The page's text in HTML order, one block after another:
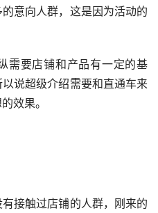
意向人群，这是因为活动的
要店铺和产品有一定的基
说超级介绍需要和直通车来
效果。
接触过店铺的人群，刚来的